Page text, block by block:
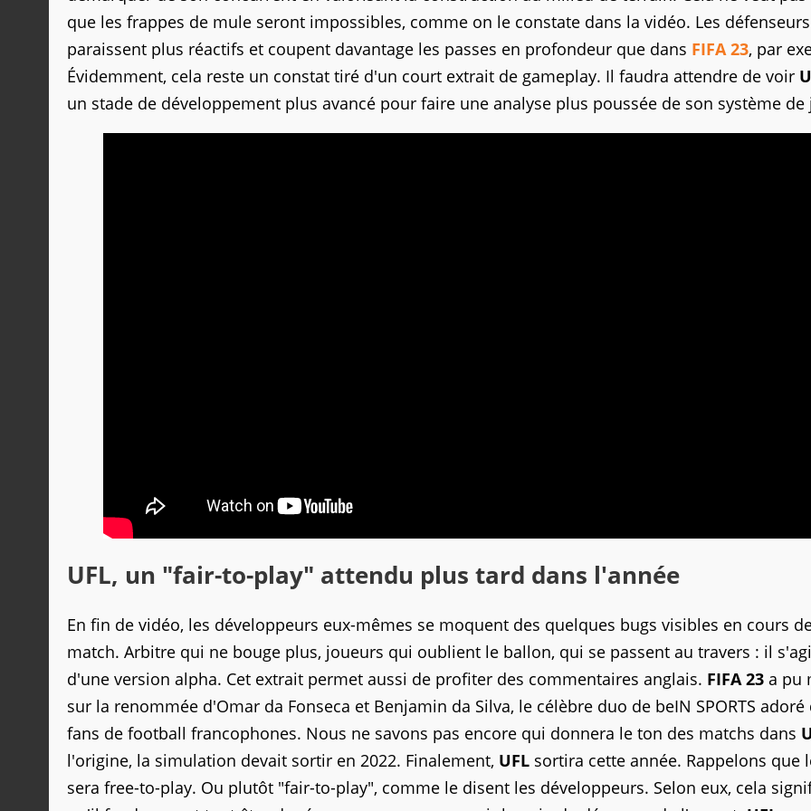
que les frappes de mule seront impossibles, comme on le constate dans la vidéo. Les défenseurs
paraissent plus réactifs et coupent davantage les passes en profondeur que dans FIFA 23, par
Évidemment, cela reste un constat tiré d'un court extrait de gameplay. Il faudra attendre de voir
un stade de développement plus avancé pour faire une analyse plus poussée de son système de
UFL, un "fair-to-play" attendu plus tard dans l'année
En fin de vidéo, les développeurs eux-mêmes se moquent des quelques bugs visibles en cours
match. Arbitre qui ne bouge plus, joueurs qui oublient le ballon, qui se passent au travers : il
d'une version alpha. Cet extrait permet aussi de profiter des commentaires anglais. FIFA 23 a pu
sur la renommée d'Omar da Fonseca et Benjamin da Silva, le célèbre duo de beIN SPORTS adoré
fans de football francophones. Nous ne savons pas encore qui donnera le ton des matchs dans
l'origine, la simulation devait sortir en 2022. Finalement, UFL sortira cette année. Rappelons que
sera free-to-play. Ou plutôt "fair-to-play", comme le disent les développeurs. Selon eux, cela